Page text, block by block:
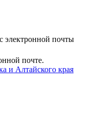
электронной почты
почте.
и Алтайского края